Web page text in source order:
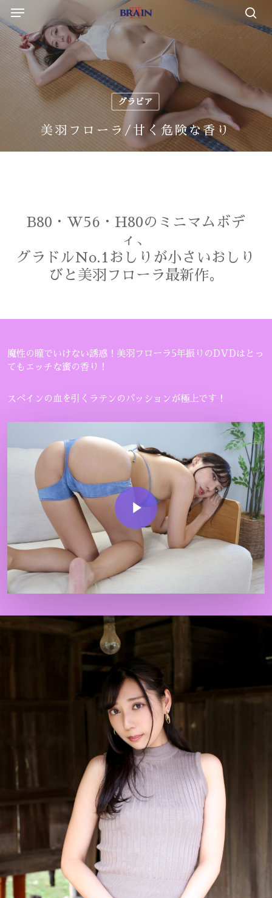
Skip
to
main
content
Menu
グラビア
美羽フローラ/甘く危険な香り
B80・W56・H80のミニマムボデ
ィ、
グラドルNo.1おしりが小さいおしり
びと美羽フローラ最新作。
魔性の瞳でいけない誘惑！美羽フローラ5年振りのDVDはとっ
てもエッチな蜜の香り！
スペインの血を引くラテンのパッションが極上です！
Play Video